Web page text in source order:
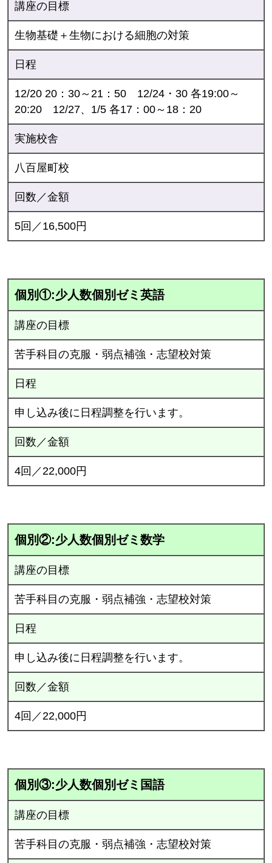
講座の目標
生物基礎＋生物における細胞の対策
日程
12/20 20：30～21：50 12/24・30 各19:00～
20:20 12/27、1/5 各17：00～18：20
実施校舎
八百屋町校
回数／金額
5回／16,500円
個別①:少人数個別ゼミ英語
講座の目標
苦手科目の克服・弱点補強・志望校対策
日程
申し込み後に日程調整を行います。
回数／金額
4回／22,000円
個別②:少人数個別ゼミ数学
講座の目標
苦手科目の克服・弱点補強・志望校対策
日程
申し込み後に日程調整を行います。
回数／金額
4回／22,000円
個別③:少人数個別ゼミ国語
講座の目標
苦手科目の克服・弱点補強・志望校対策